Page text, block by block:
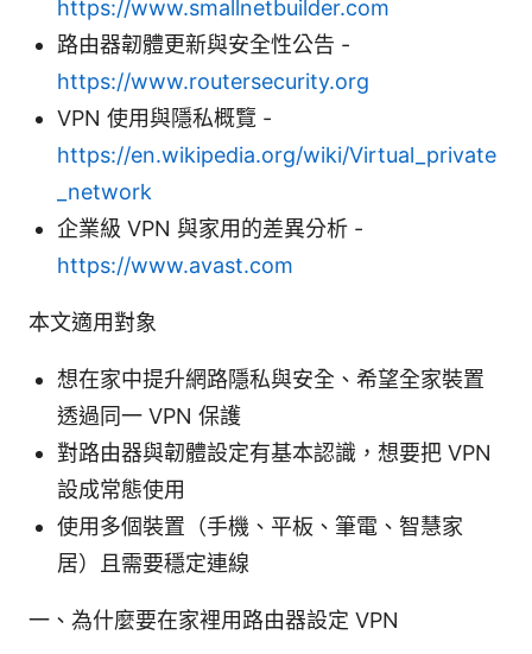
https://www.smallnetbuilder.com
路由器韌體更新與安全性公告 -
https://www.routersecurity.org
VPN 使用與隱私概覽 -
https://en.wikipedia.org/wiki/Virtual_private
_network
企業級 VPN 與家用的差異分析 -
https://www.avast.com
本文適用對象
想在家中提升網路隱私與安全、希望全家裝置
透過同一 VPN 保護
對路由器與韌體設定有基本認識，想要把 VPN
設成常態使用
使用多個裝置（手機、平板、筆電、智慧家
居）且需要穩定連線
一、為什麼要在家裡用路由器設定 VPN